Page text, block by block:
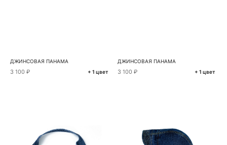
ДЖИНСОВАЯ ПАНАМА
3 100 ₽ + 1 цвет
ДЖИНСОВАЯ ПАНАМА
3 100 ₽ + 1 цвет